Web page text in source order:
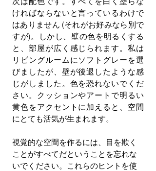
ければならないと言っているわけで
はありません (それがお好みなら別で
すが)。しかし、壁の色を明るくする
と、部屋が広く感じられます。私は
リビングルームにソフトグレーを選
びましたが、壁が後退したような感
じがしました。色を恐れないでくだ
さい。クッションやアートで明るい
黄色をアクセントに加えると、空間
にとても活気が生まれます。
視覚的な空間を作るには、目を欺く
ことがすべてだということを忘れな
いでください。これらのヒントを使